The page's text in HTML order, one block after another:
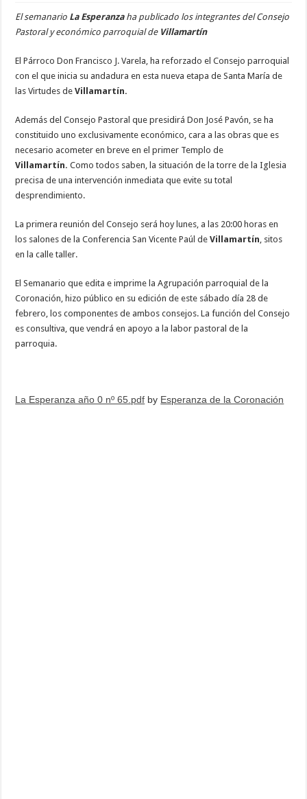
El semanario La Esperanzaha publicado los integrantes del Consejo
Pastoral y económico parroquial de Villamartín
El Párroco Don Francisco J. Varela, ha reforzado el Consejo parroquial
con el que inicia su andadura en esta nueva etapa de Santa María de
las Virtudes deVillamartín.
Además del Consejo Pastoral que presidirá Don José Pavón, se ha
constituido uno exclusivamente económico, cara a las obras que es
necesario acometer en breve en el primer Templo de
Villamartín.Como todos saben, la situación de la torre de la Iglesia
precisa de una intervención inmediata que evite su total
desprendimiento.
La primera reunión del Consejo será hoy lunes, a las 20:00 horas en
los salones de la Conferencia San Vicente Paúl deVillamartín , sitos
en la calle taller.
El Semanario que edita e imprime la Agrupación parroquial de la
Coronación, hizo público en su edición de este sábado día 28 de
febrero, los componentes de ambos consejos. La función del Consejo
es consultiva, que vendrá en apoyo a la labor pastoral de la
parroquia.
La Esperanza año 0 nº 65.pdf by Esperanza de la Coronación